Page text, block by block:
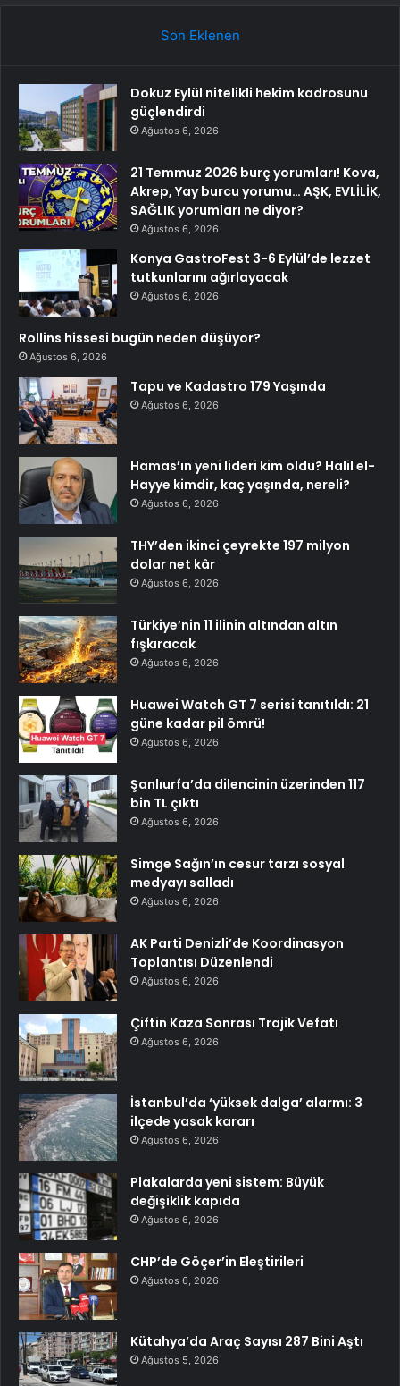
Son Eklenen
Dokuz Eylül nitelikli hekim kadrosunu
güçlendirdi
Ağustos 6, 2026
21 Temmuz 2026 burç yorumları! Kova,
Akrep, Yay burcu yorumu… AŞK, EVLİLİK,
SAĞLIK yorumları ne diyor?
Ağustos 6, 2026
Konya GastroFest 3-6 Eylül’de lezzet
tutkunlarını ağırlayacak
Ağustos 6, 2026
Rollins hissesi bugün neden düşüyor?
Ağustos 6, 2026
Tapu ve Kadastro 179 Yaşında
Ağustos 6, 2026
Hamas’ın yeni lideri kim oldu? Halil el-
Hayye kimdir, kaç yaşında, nereli?
Ağustos 6, 2026
THY’den ikinci çeyrekte 197 milyon
dolar net kâr
Ağustos 6, 2026
Türkiye’nin 11 ilinin altından altın
fışkıracak
Ağustos 6, 2026
Huawei Watch GT 7 serisi tanıtıldı: 21
güne kadar pil ömrü!
Ağustos 6, 2026
Şanlıurfa’da dilencinin üzerinden 117
bin TL çıktı
Ağustos 6, 2026
Simge Sağın’ın cesur tarzı sosyal
medyayı salladı
Ağustos 6, 2026
AK Parti Denizli’de Koordinasyon
Toplantısı Düzenlendi
Ağustos 6, 2026
Çiftin Kaza Sonrası Trajik Vefatı
Ağustos 6, 2026
İstanbul’da ‘yüksek dalga’ alarmı: 3
ilçede yasak kararı
Ağustos 6, 2026
Plakalarda yeni sistem: Büyük
değişiklik kapıda
Ağustos 6, 2026
CHP’de Göçer’in Eleştirileri
Ağustos 6, 2026
Kütahya’da Araç Sayısı 287 Bini Aştı
Ağustos 5, 2026